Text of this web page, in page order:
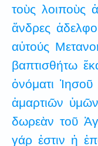
τοὺς λοιποὺς
ἄνδρες
αὐτούς
βαπτισθήτω
ὀνόματι Ἰησοῦ
ἁμαρτιῶν
δωρεὰν τοῦ
γάρ ἐστιν ἡ